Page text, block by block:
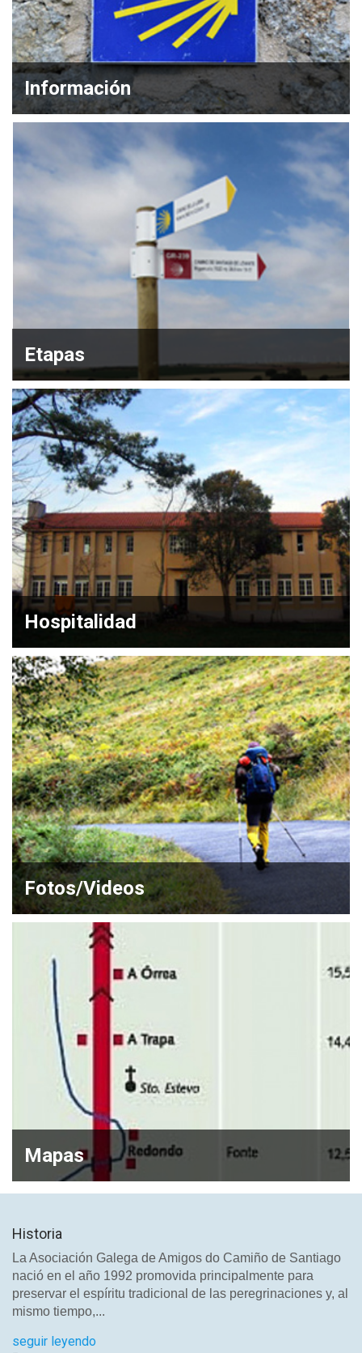
Información
Etapas
Hospitalidad
Fotos/Videos
Mapas
Historia
La Asociación Galega de Amigos do Camiño de Santiago
nació en el año 1992 promovida principalmente para
preservar el espíritu tradicional de las peregrinaciones y, al
mismo tiempo,...
seguir leyendo